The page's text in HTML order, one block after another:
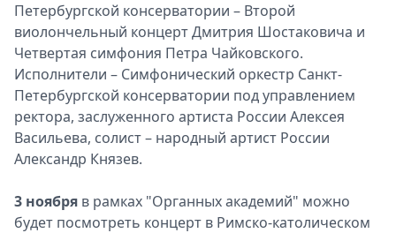
Петербургской консерватории – Второй
виолончельный концерт Дмитрия Шостаковича и
Четвертая симфония Петра Чайковского.
Исполнители – Симфонический оркестр Санкт-
Петербургской консерватории под управлением
ректора, заслуженного артиста России Алексея
Васильева, солист – народный артист России
Александр Князев.
3 ноября в рамках "Органных академий" можно
будет посмотреть концерт в Римско-католическом